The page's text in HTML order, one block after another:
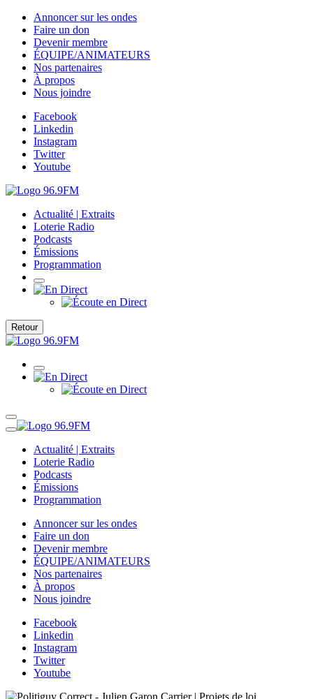
Annoncer sur les ondes
Faire un don
Devenir membre
ÉQUIPE/ANIMATEURS
Nos partenaires
À propos
Nous joindre
Facebook
Linkedin
Instagram
Twitter
Youtube
Actualité | Extraits
Loterie Radio
Podcasts
Émissions
Programmation
Retour
Actualité | Extraits
Loterie Radio
Podcasts
Émissions
Programmation
Annoncer sur les ondes
Faire un don
Devenir membre
ÉQUIPE/ANIMATEURS
Nos partenaires
À propos
Nous joindre
Facebook
Linkedin
Instagram
Twitter
Youtube